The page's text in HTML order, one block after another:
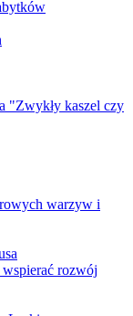
"Zwykły kaszel czy
warzyw i
rozwój